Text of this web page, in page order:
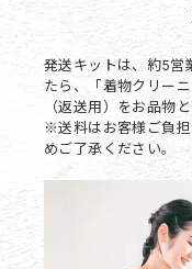
発送キットは、約5営
たら、「着物クリー
（返送用）をお品物
※送料はお客様ご負
めご了承ください。